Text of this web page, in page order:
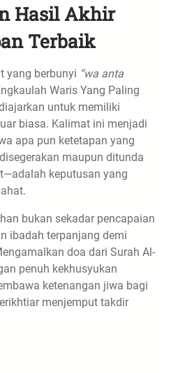
Hasil Akhir
Terbaik
yang berbunyi “wa anta
Waris Yang Paling
untuk memiliki
biasa. Kalimat ini menjadi
apa pun ketetapan yang
maupun ditunda
keputusan yang
bukan sekadar pencapaian
ibadah terpanjang demi
doa dari Surah Al-
penuh kekhusyukan
ketenangan jiwa bagi
menjemput takdir